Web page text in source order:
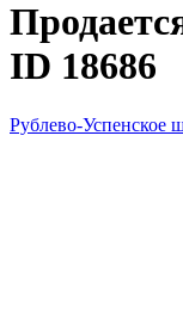
ID 18686
Рублево-Успенское